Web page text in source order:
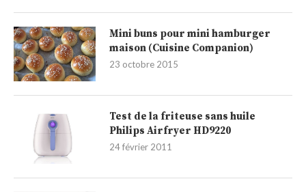
Mini buns pour mini hamburger
maison (Cuisine Companion)
23 octobre 2015
Test de la friteuse sans huile
Philips Airfryer HD9220
24 février 2011